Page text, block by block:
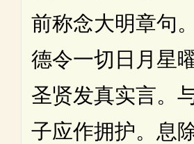
前称念大明章句
德令一切日月星
圣贤发真实言。
子应作拥护。息